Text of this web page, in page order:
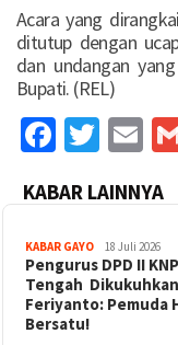
Acara yang
ditutup dengan
dan undangan
Bupati. (REL)
KABAR LAINNYA
KABAR GAYO 18 Juli 2026
‎Pengurus DPD II
Tengah
Feriyanto: Pemuda
Bersatu!